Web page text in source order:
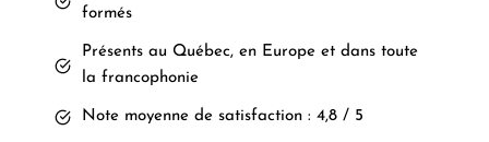
formés
Présents au Québec, en Europe et dans toute
la francophonie
Note moyenne de satisfaction : 4,8 / 5